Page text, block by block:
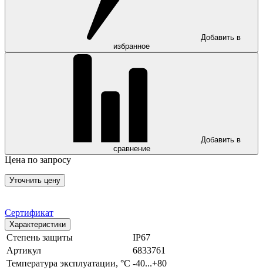
Добавить в
избранное
Добавить в
сравнение
Цена по запросу
Уточнить цену
Сертификат
Характеристики
Степень защиты
IP67
Артикул
6833761
Температура эксплуатации, °С -40...+80